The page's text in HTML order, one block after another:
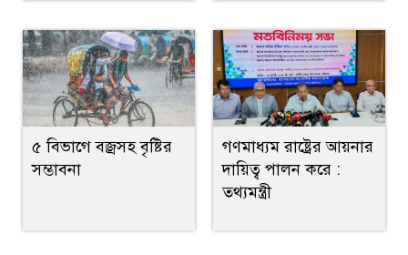
৫ বিভাগে বজ্রসহ বৃষ্টির
সম্ভাবনা
গণমাধ্যম রাষ্ট্রের আয়নার
দায়িত্ব পালন করে :
তথ্যমন্ত্রী